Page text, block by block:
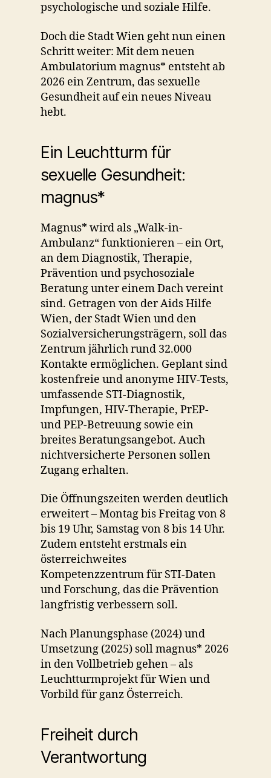
psychologische und soziale Hilfe.
Doch die Stadt Wien geht nun einen
Schritt weiter: Mit dem neuen
Ambulatorium magnus* entsteht ab
2026 ein Zentrum, das sexuelle
Gesundheit auf ein neues Niveau
hebt.
Ein Leuchtturm für
sexuelle Gesundheit:
magnus*
Magnus* wird als „Walk-in-
Ambulanz“ funktionieren – ein Ort,
an dem Diagnostik, Therapie,
Prävention und psychosoziale
Beratung unter einem Dach vereint
sind. Getragen von der Aids Hilfe
Wien, der Stadt Wien und den
Sozialversicherungsträgern, soll das
Zentrum jährlich rund 32.000
Kontakte ermöglichen. Geplant sind
kostenfreie und anonyme HIV-Tests,
umfassende STI-Diagnostik,
Impfungen, HIV-Therapie, PrEP-
und PEP-Betreuung sowie ein
breites Beratungsangebot. Auch
nichtversicherte Personen sollen
Zugang erhalten.
Die Öffnungszeiten werden deutlich
erweitert – Montag bis Freitag von 8
bis 19 Uhr, Samstag von 8 bis 14 Uhr.
Zudem entsteht erstmals ein
österreichweites
Kompetenzzentrum für STI-Daten
und Forschung, das die Prävention
langfristig verbessern soll.
Nach Planungsphase (2024) und
Umsetzung (2025) soll magnus* 2026
in den Vollbetrieb gehen – als
Leuchtturmprojekt für Wien und
Vorbild für ganz Österreich.
Freiheit durch
Verantwortung